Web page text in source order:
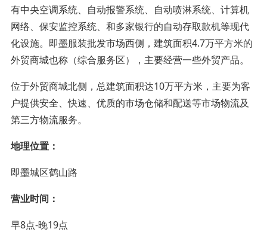
有中央空调系统、自动报警系统、自动喷淋系统、计算机
网络、保安监控系统、和多家银行的自动存取款机等现代
化设施。即墨服装批发市场西侧，建筑面积4.7万平方米的
外贸商城也称（综合服务区），主要经营一些外贸产品。
位于外贸商城北侧，总建筑面积达10万平方米，主要为客
户提供安全、快速、优质的市场仓储和配送等市场物流及
第三方物流服务。
地理位置：
即墨城区鹤山路
营业时间：
早8点-晚19点